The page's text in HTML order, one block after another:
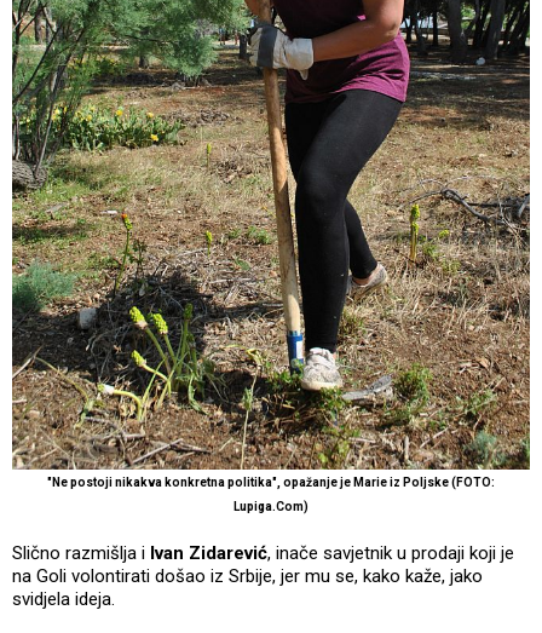
"Ne postoji nikakva konkretna politika", opažanje je Marie iz Poljske (FOTO:
Lupiga.Com)
Slično razmišlja i Ivan Zidarević, inače savjetnik u prodaji koji je
na Goli volontirati došao iz Srbije, jer mu se, kako kaže, jako
svidjela ideja.